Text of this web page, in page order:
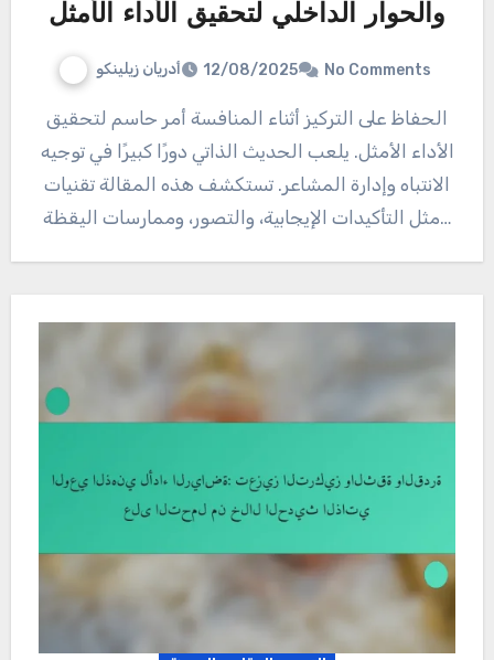
والحوار الداخلي لتحقيق الأداء الأمثل
أدريان زيلينكو 12/08/2025 No Comments
الحفاظ على التركيز أثناء المنافسة أمر حاسم لتحقيق
الأداء الأمثل. يلعب الحديث الذاتي دورًا كبيرًا في توجيه
الانتباه وإدارة المشاعر. تستكشف هذه المقالة تقنيات
مثل التأكيدات الإيجابية، والتصور، وممارسات اليقظة…